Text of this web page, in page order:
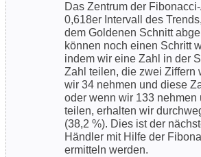
Das Zentrum der
0,618er Intervall des
dem Goldenen Schnitt
können noch einen Schritt
indem wir eine Zahl in der
Zahl teilen, die zwei Ziffern
wir 34 nehmen und diese
oder wenn wir 133 nehmen
teilen, erhalten wir
(38,2 %). Dies ist der
Händler mit Hilfe der
ermitteln werden.